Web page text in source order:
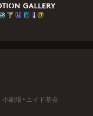
小劇場・エイド基金